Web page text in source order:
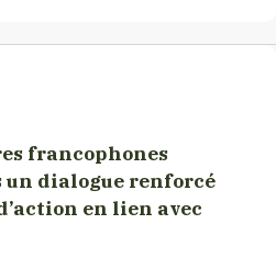
francophones
un dialogue renforcé
en lien avec